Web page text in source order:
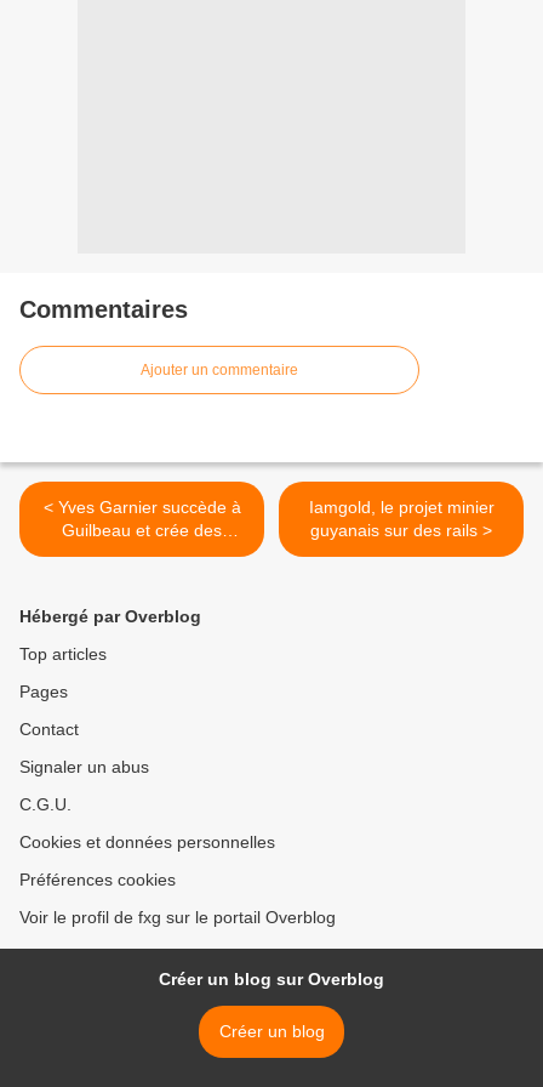
Commentaires
Ajouter un commentaire
< Yves Garnier succède à
Guilbeau et crée des
remous
Iamgold, le projet minier
guyanais sur des rails >
Hébergé par Overblog
Top articles
Pages
Contact
Signaler un abus
C.G.U.
Cookies et données personnelles
Préférences cookies
Voir le profil de fxg sur le portail Overblog
Créer un blog sur Overblog
Créer un blog